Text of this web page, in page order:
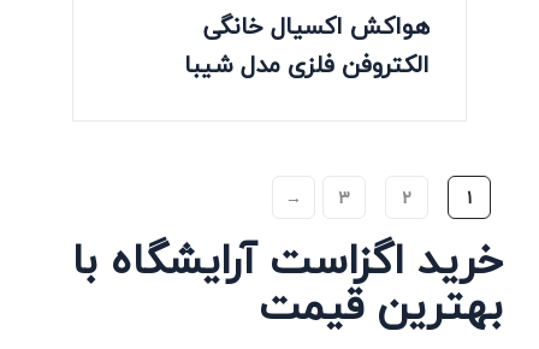
هواکش اکسیال خانگی
الکتروفن فلزی مدل شیبا
1
2
3
→
خرید اگزاست آرایشگاه با
بهترین قیمت